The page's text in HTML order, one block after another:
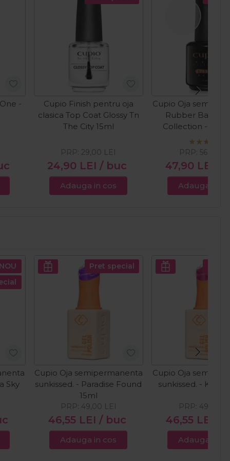
-
Cupio Finish pentru oja
clasica Top Coat Glossy Tn
The City 15ml
24,90 LEI / buc
PRP: 29,00 LEI
Adauga in cos
Cupio Oja
Rubber Base
Collection -
47,90 LEI
PRP: 56,00
Adauga in
NOU
Sky
Pret special
Cupio Oja semipermanenta
sunkissed. - Paradise Found
15ml
46,55 LEI / buc
PRP: 49,00 LEI
Adauga in cos
Cupio Oja
sunkissed. -
46,55 LEI
PRP: 49,00
Adauga in